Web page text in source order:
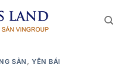
SẢN , YÊN BÁI